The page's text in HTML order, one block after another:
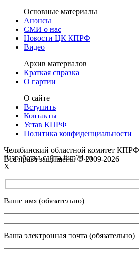
Основные материалы
Анонсы
СМИ о нас
Новости ЦК КПРФ
Видео
Архив материалов
Краткая справка
О партии
О сайте
Вступить
Контакты
Устав КПРФ
Политика конфиденциальности
Челябинский областной комитет КПРФ
Все права защищены © 2009-2026
Разработка сайта itsm74.ru
X
Ваше имя (обязательно)
Ваша электронная почта (обязательно)